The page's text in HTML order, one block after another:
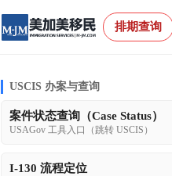
排期查询
USCIS 办案与查询
案件状态查询（Case Status）
USAGov 工具入口（跳转 USCIS）
I-130 流程定位